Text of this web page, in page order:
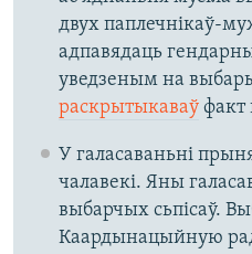
двух паплечнікаў-
адпавядаць
уведзеным на
раскрытыкаваўфакт
У галасаваньні
чалавекі. Яны
выбарчых сьпісаў.
Каардынацыйную